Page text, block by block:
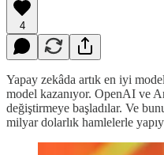
4
Yapay zekâda artık en iyi
model kazanıyor. OpenAI ve
değiştirmeye başladılar. Ve
milyar dolarlık hamlelerle